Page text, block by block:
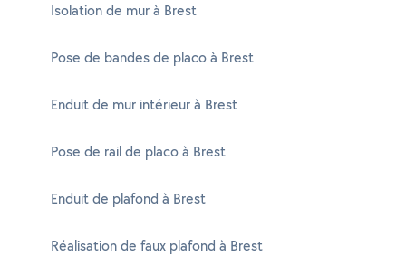
Isolation de mur à Brest
Pose de bandes de placo à Brest
Enduit de mur intérieur à Brest
Pose de rail de placo à Brest
Enduit de plafond à Brest
Réalisation de faux plafond à Brest